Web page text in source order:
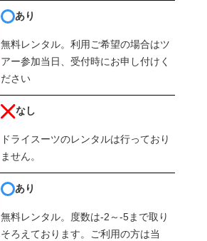
あり
無料レンタル。利用ご希望の場合はツ
アー参加当日、受付時にお申し付けく
ださい
なし
ドライスーツのレンタルは行っており
ません。
あり
無料レンタル。度数は-2～-5まで取り
そろえております。ご利用の方は当